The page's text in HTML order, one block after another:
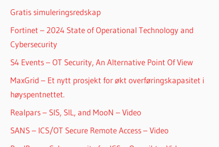
Gratis simuleringsredskap
Fortinet – 2024 State of Operational Technology and
Cybersecurity
S4 Events – OT Security, An Alternative Point Of View
MaxGrid – Et nytt prosjekt for økt overføringskapasitet i
høyspentnettet.
Realpars – SIS, SIL, and MooN – Video
SANS – ICS/OT Secure Remote Access – Video